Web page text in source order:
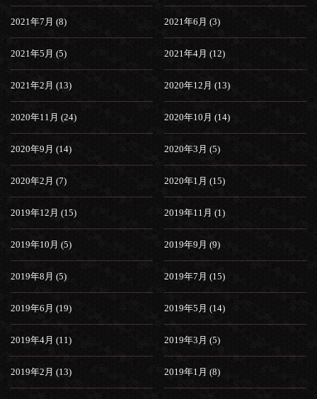
2021年7月 (8) 2021年6月 (3)
2021年5月 (5) 2021年4月 (12)
2021年2月 (13) 2020年12月 (13)
2020年11月 (24) 2020年10月 (14)
2020年9月 (14) 2020年3月 (5)
2020年2月 (7) 2020年1月 (15)
2019年12月 (15) 2019年11月 (1)
2019年10月 (5) 2019年9月 (9)
2019年8月 (5) 2019年7月 (15)
2019年6月 (19) 2019年5月 (14)
2019年4月 (11) 2019年3月 (5)
2019年2月 (13) 2019年1月 (8)